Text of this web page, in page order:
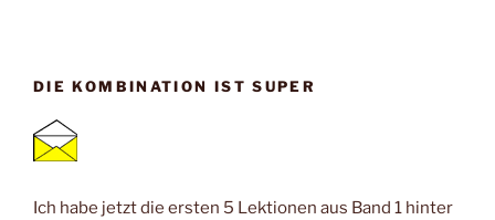
DIE KOMBINATION IST SUPER
Ich habe jetzt die ersten 5 Lektionen aus Band 1 hinter